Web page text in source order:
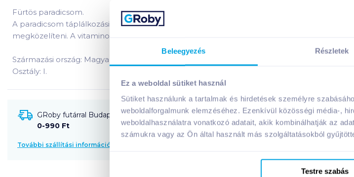
Beleegyezés Részletek
Ez a weboldal sütiket használ
Sütiket használunk a tartalmak és hirdetések személyre
weboldalforgalmunk elemzéséhez. Ezenkívül közösségi média-,
weboldalhasználatra vonatkozó adatait, akik kombinálhatják az
számukra vagy az Ön által használt más szolgáltatásokból
Testre szabás
Fürtös paradicsom.
A paradicsom táplálkozási értéke abban rejlik, hogy harmonikus összetételben
megközelíteni. A vitaminok közül a C-vitamin (20-30 mg), de még 11-12 féle vitamin
Származási ország: Magyarország
Osztály: I.
GRoby futárral Budapestre és környékére szállítható
0-990 Ft
További szállítási információk